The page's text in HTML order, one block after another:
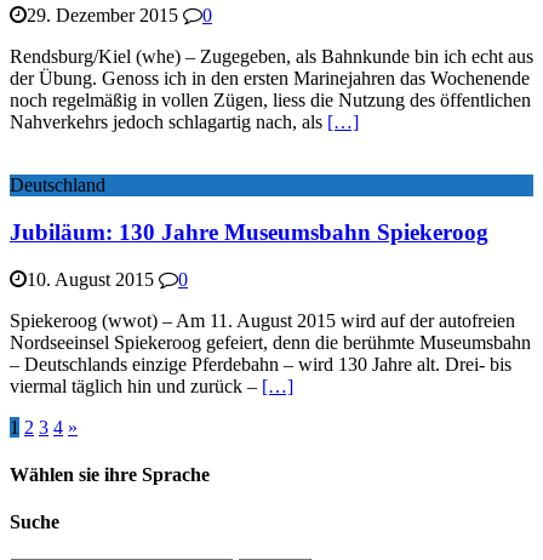
29. Dezember 2015
0
Rendsburg/Kiel (whe) – Zugegeben, als Bahnkunde bin ich echt aus
der Übung. Genoss ich in den ersten Marinejahren das Wochenende
noch regelmäßig in vollen Zügen, liess die Nutzung des öffentlichen
Nahverkehrs jedoch schlagartig nach, als […]
Deutschland
Jubiläum: 130 Jahre Museumsbahn Spiekeroog
10. August 2015
0
Spiekeroog (wwot) – Am 11. August 2015 wird auf der autofreien
Nordseeinsel Spiekeroog gefeiert, denn die berühmte Museumsbahn
– Deutschlands einzige Pferdebahn – wird 130 Jahre alt. Drei- bis
viermal täglich hin und zurück – […]
1 2 3 4 »
Wählen sie ihre Sprache
Suche